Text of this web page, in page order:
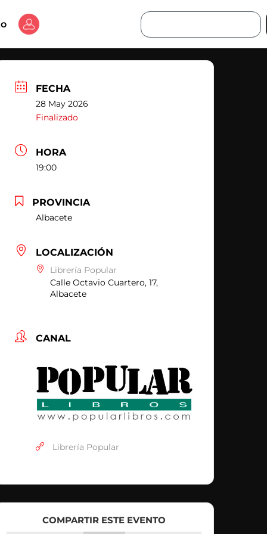
Buscar
FECHA
28 May 2026
Finalizado
HORA
19:00
PROVINCIA
Albacete
LOCALIZACIÓN
Librería Popular
Calle Octavio Cuartero, 17,
Albacete
CANAL
Librería Popular
COMPARTIR ESTE EVENTO